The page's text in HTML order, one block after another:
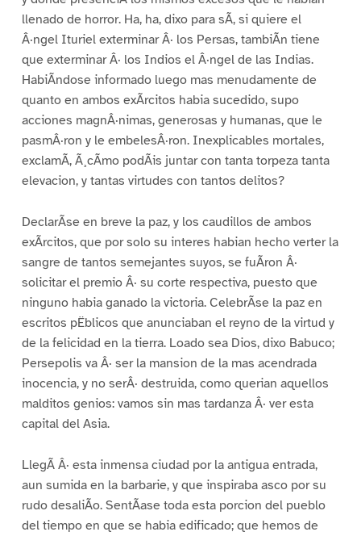
llenado de horror. Ha, ha, dixo para sÃ, si quiere el
Â·ngel Ituriel exterminar Â· los Persas, tambiÃn tiene
que exterminar Â· los Indios el Â·ngel de las Indias.
HabiÃndose informado luego mas menudamente de
quanto en ambos exÃrcitos habia sucedido, supo
acciones magnÂ·nimas, generosas y humanas, que le
pasmÂ·ron y le embelesÂ·ron. Inexplicables mortales,
exclamÃ, Ã¸cÃmo podÃis juntar con tanta torpeza tanta
elevacion, y tantas virtudes con tantos delitos?
DeclarÃse en breve la paz, y los caudillos de ambos
exÃrcitos, que por solo su interes habian hecho verter la
sangre de tantos semejantes suyos, se fuÃron Â·
solicitar el premio Â· su corte respectiva, puesto que
ninguno habia ganado la victoria. CelebrÃse la paz en
escritos pËblicos que anunciaban el reyno de la virtud y
de la felicidad en la tierra. Loado sea Dios, dixo Babuco;
Persepolis va Â· ser la mansion de la mas acendrada
inocencia, y no serÂ· destruida, como querian aquellos
malditos genios: vamos sin mas tardanza Â· ver esta
capital del Asia.
LlegÃ Â· esta inmensa ciudad por la antigua entrada,
aun sumida en la barbarie, y que inspiraba asco por su
rudo desaliÃo. SentÃase toda esta porcion del pueblo
del tiempo en que se habia edificado; que hemos de